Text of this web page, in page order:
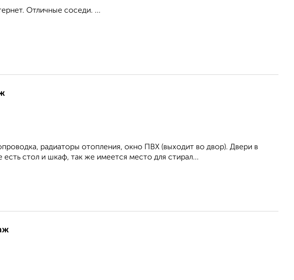
Отличные соседи. ...
радиаторы отопления, окно ПВХ (выходит во двор). Двери в
стол и шкаф, так же имеется место для стирал...